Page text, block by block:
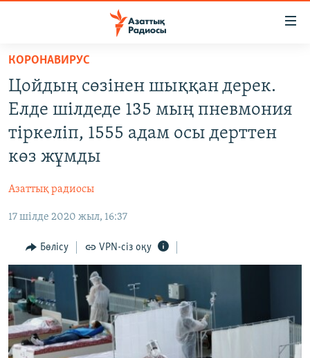
Skip
main
content
Skip
main
Skip
to
САЯСАТ
AZATTYQTV
ӘЛЕУМЕТ
ӘЛЕМ
АРНАЙЫ ЖОБАЛАР
Русский
ЖАЗЫЛЫҢЫЗ
КОРОНАВИРУС
Цойдың сөзінен шыққан дерек.
Елде шілдеде 135 мың пневмония
тіркеліп, 1555 адам осы дерттен
көз жұмды
Азаттық радиосы
17 шілде 2020 жыл, 16:37
Бөлісу VPN-сіз оқу